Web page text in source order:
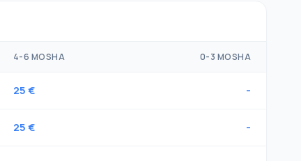
4-6 MOSHA 0-3 MOSHA
25 € -
25 € -